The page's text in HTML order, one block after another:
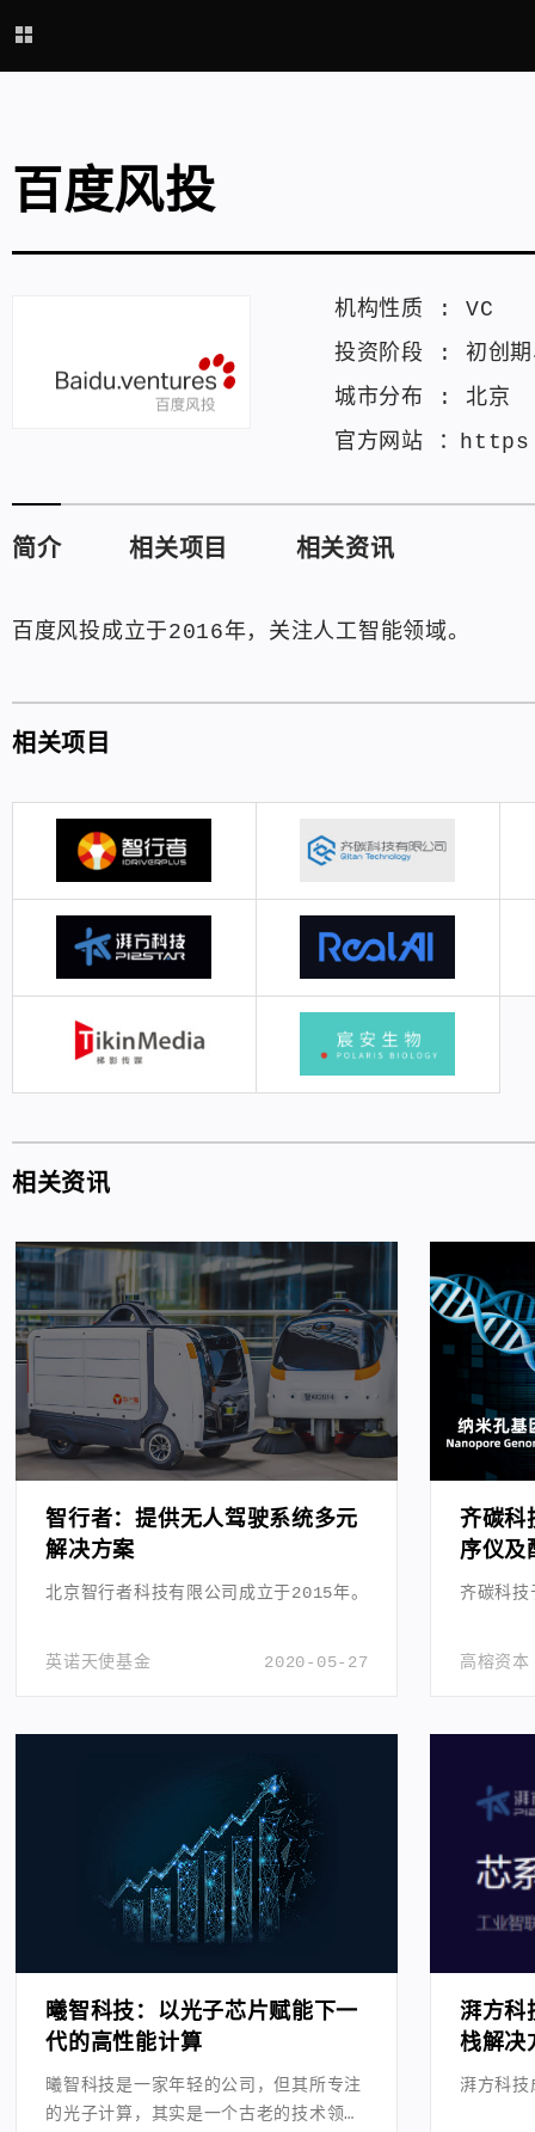
百度风投
机构性质 : VC
投资阶段 : 初创期
城市分布 : 北京
官方网站 ：
简介 相关项目 相关资讯
百度风投成立于2016年，关注人工智能领域。
相关项目
相关资讯
智行者：提供无人驾驶系统多元
解决方案
北京智行者科技有限公司成立于2015年。
2020-05-27
英诺天使基金
齐碳科
序仪及
造及应
齐碳科
高榕资本
曦智科技：以光子芯片赋能下一
代的高性能计算
曦智科技是一家年轻的公司，但其所专注
的光子计算，其实是一个古老的技术领
湃方科
栈解决
湃方科